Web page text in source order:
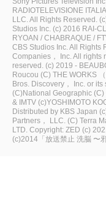
RADIOTELEVISIONE
LLC. All Rights Reserved.
Studios Inc. (c) 2016 RAI-
RYOAN / CHABRAQUE /
CBS Studios Inc. All Rights
Companies， Inc. All rights
reserved. (c) 2019 -
Roucou (C) THE WORKS
Bros. Discovery， Inc. or
(C)National Geographic (C)
& IMTV (c)YOSHIMOTO
Distributed by KBS Japan
Partners， LLC. (C) Terra
LTD. Copyright: ZED (c)
(c)2014「放送禁止 洗脳 〜